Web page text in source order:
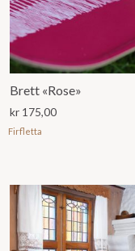
Brett «Rose»
kr 175,00
Firfletta